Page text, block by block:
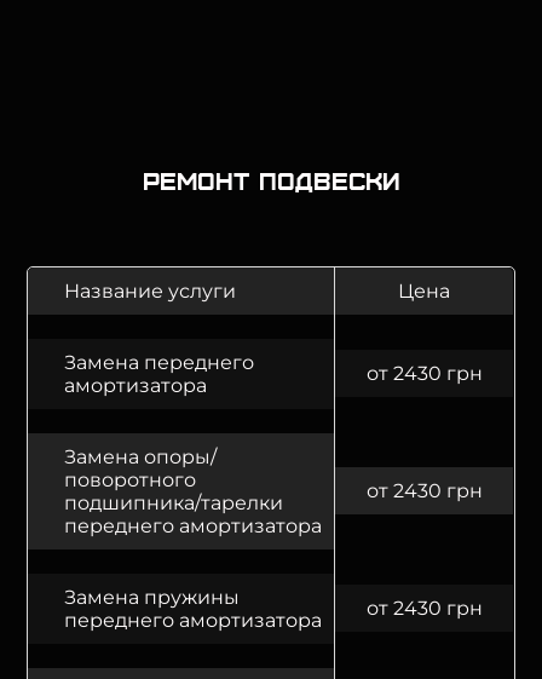
Ремонт подвески
Название услуги Цена
Замена переднего
амортизатора
от 2430 грн
Замена опоры/
поворотного
подшипника/тарелки
переднего амортизатора
от 2430 грн
Замена пружины
переднего амортизатора
от 2430 грн